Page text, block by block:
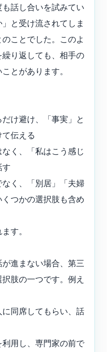
話し合いを試みてい
と受け流されてしま
ことでした。このよ
り返しても、相手の
とがあります。
け避け、「事実」と
て伝える
なく、「私はこう感じ
す
なく、「別居」「夫婦
つかの選択肢も含め
す。
進まない場合、第三
肢の一つです。例え
に同席してもらい、話
利用し、専門家の前で